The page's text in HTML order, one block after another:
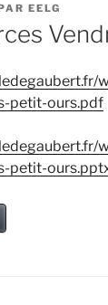
EELG
petit-ours.pdf
petit-